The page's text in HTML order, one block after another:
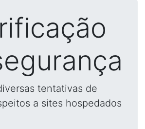
tentativas de
a sites hospedados